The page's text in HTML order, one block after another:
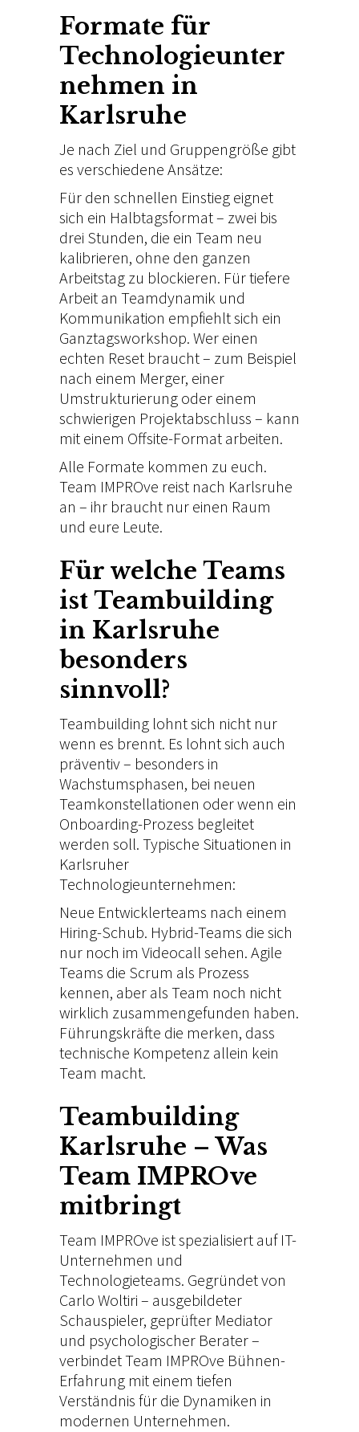
Formate für
Technologieunter
nehmen in
Karlsruhe
Je nach Ziel und Gruppengröße gibt
es verschiedene Ansätze:
Für den schnellen Einstieg eignet
sich ein Halbtagsformat – zwei bis
drei Stunden, die ein Team neu
kalibrieren, ohne den ganzen
Arbeitstag zu blockieren. Für tiefere
Arbeit an Teamdynamik und
Kommunikation empfiehlt sich ein
Ganztagsworkshop. Wer einen
echten Reset braucht – zum Beispiel
nach einem Merger, einer
Umstrukturierung oder einem
schwierigen Projektabschluss – kann
mit einem Offsite-Format arbeiten.
Alle Formate kommen zu euch.
Team IMPROve reist nach Karlsruhe
an – ihr braucht nur einen Raum
und eure Leute.
Für welche Teams
ist Teambuilding
in Karlsruhe
besonders
sinnvoll?
Teambuilding lohnt sich nicht nur
wenn es brennt. Es lohnt sich auch
präventiv – besonders in
Wachstumsphasen, bei neuen
Teamkonstellationen oder wenn ein
Onboarding-Prozess begleitet
werden soll. Typische Situationen in
Karlsruher
Technologieunternehmen:
Neue Entwicklerteams nach einem
Hiring-Schub. Hybrid-Teams die sich
nur noch im Videocall sehen. Agile
Teams die Scrum als Prozess
kennen, aber als Team noch nicht
wirklich zusammengefunden haben.
Führungskräfte die merken, dass
technische Kompetenz allein kein
Team macht.
Teambuilding
Karlsruhe – Was
Team IMPROve
mitbringt
Team IMPROve istspezialisiert auf IT-
Unternehmen und
Technologieteams. Gegründet von
Carlo Woltiri – ausgebildeter
Schauspieler, geprüfter Mediator
und psychologischer Berater –
verbindetTeam IMPROve Bühnen-
Erfahrung mit einem tiefen
Verständnis für die Dynamiken in
modernen Unternehmen.